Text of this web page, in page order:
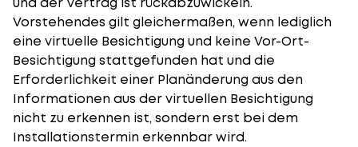
Vorstehendes gilt gleichermaßen, wenn lediglich
eine virtuelle Besichtigung und keine Vor-Ort-
Besichtigung stattgefunden hat und die
Erforderlichkeit einer Planänderung aus den
Informationen aus der virtuellen Besichtigung
nicht zu erkennen ist, sondern erst bei dem
Installationstermin erkennbar wird.